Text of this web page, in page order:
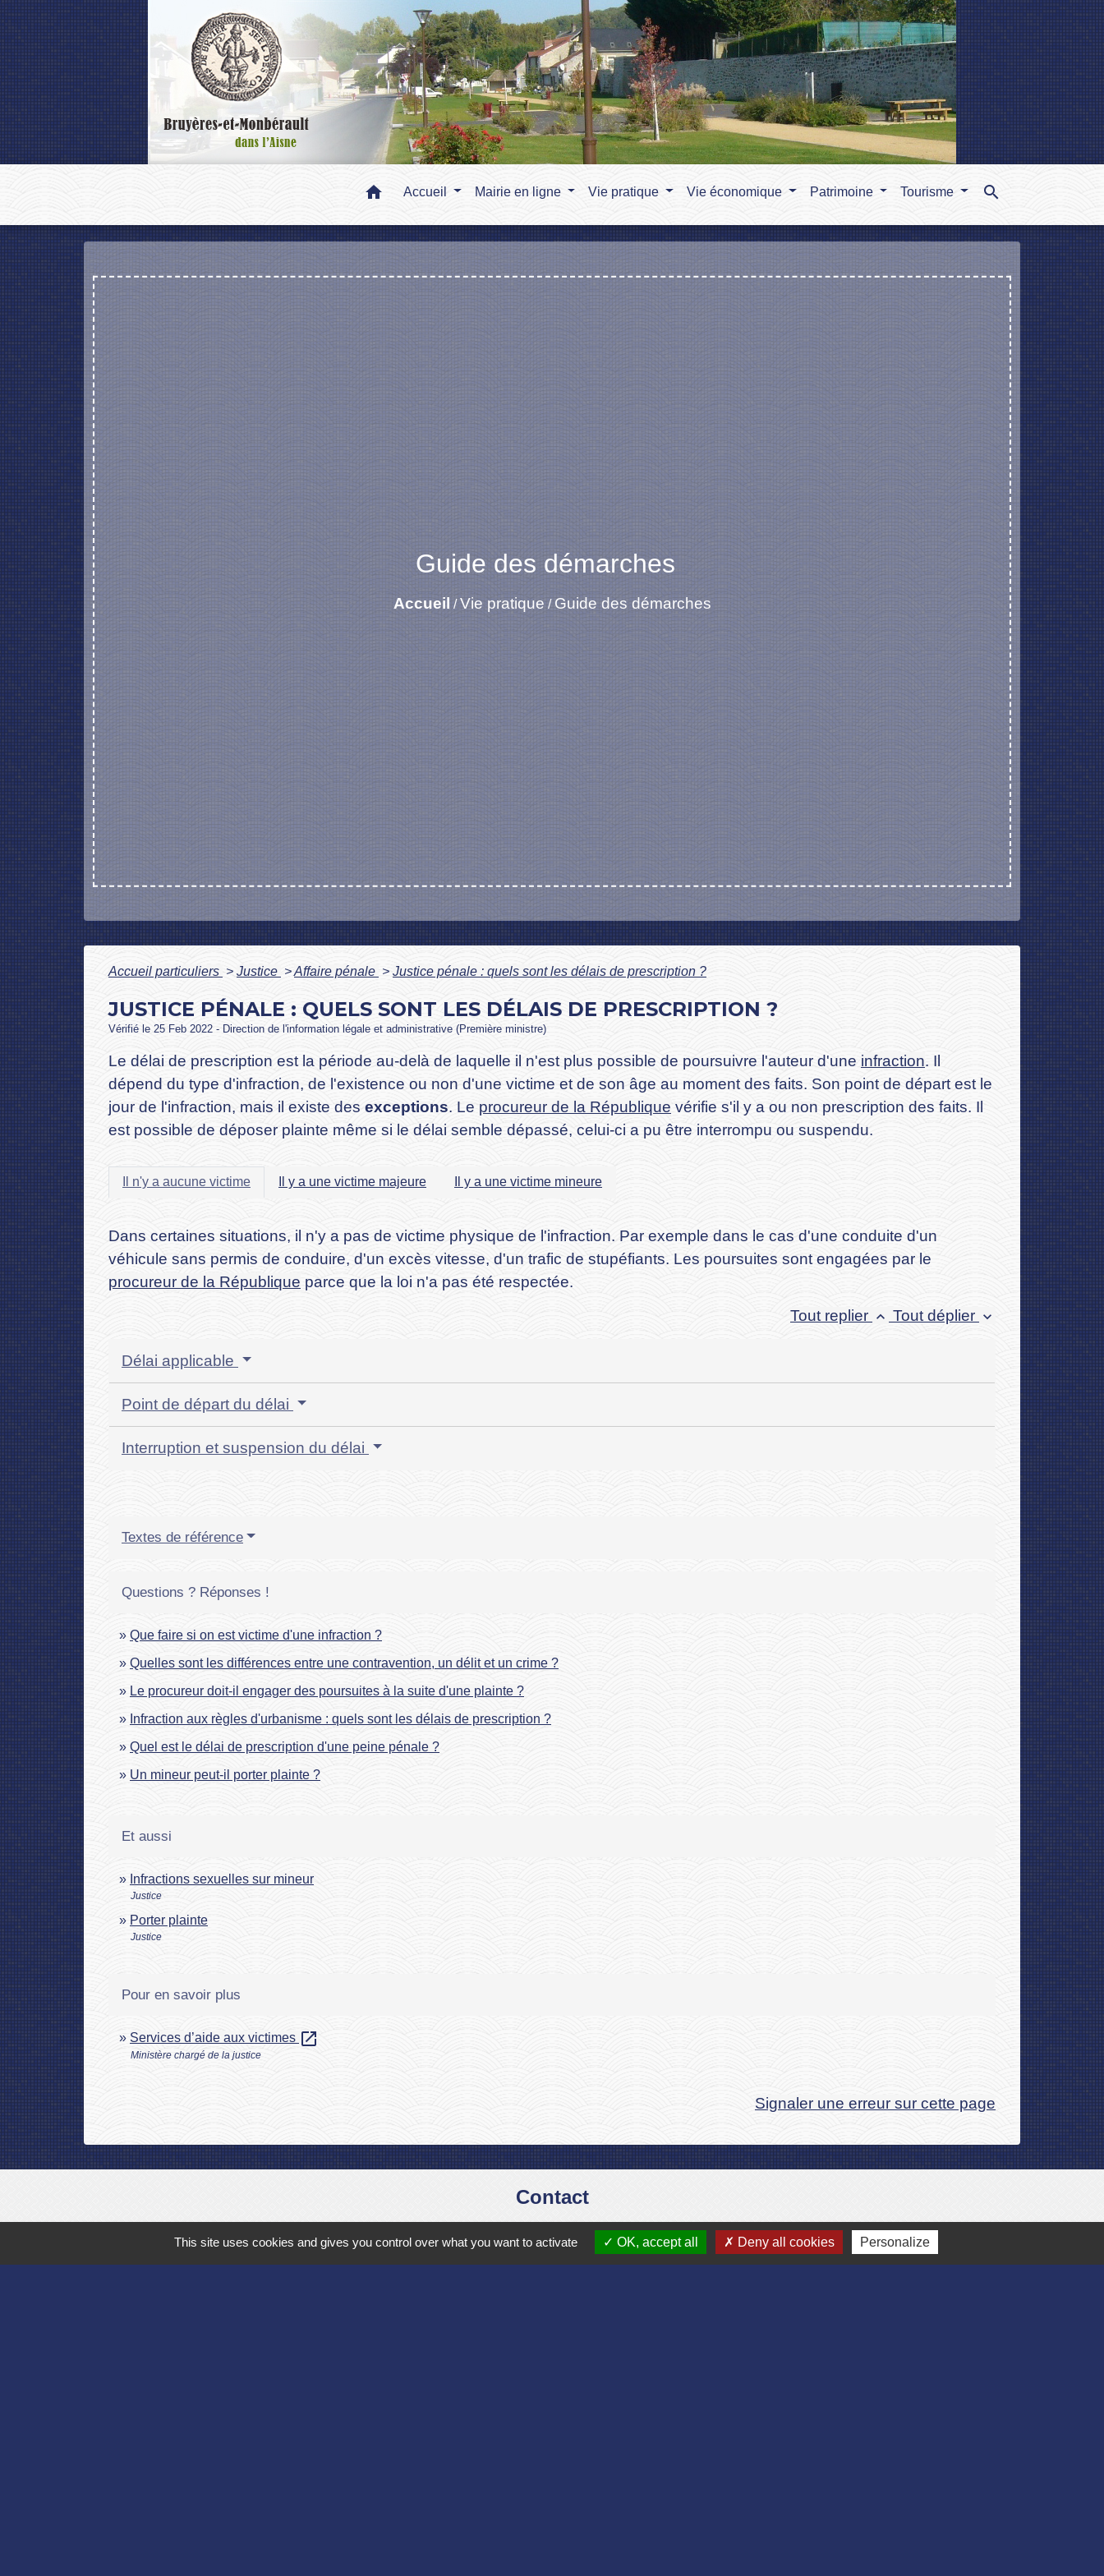
home Accueil Mairie en ligne Vie pratique Vie économique Patrimoine Tourisme search
Guide des démarches
Accueil /Vie pratique / Guide des démarches
Accueil particuliers > Justice >Affaire pénale > Justice pénale : quels sont les délais de prescription ?
JUSTICE PÉNALE : QUELS SONT LES DÉLAIS DE PRESCRIPTION ?
Vérifié le 25 Feb 2022 - Direction de l'information légale et administrative (Première ministre)
Le délai de prescription est la période au-delà de laquelle il n'est plus possible de poursuivre l'auteur d'une infraction. Il
dépend du type d'infraction, de l'existence ou non d'une victime et de son âge au moment des faits. Son point de départ est le
jour de l'infraction, mais il existe des exceptions. Le procureur de la République vérifie s'il y a ou non prescription des faits. Il
est possible de déposer plainte même si le délai semble dépassé, celui-ci a pu être interrompu ou suspendu.
Il n'y a aucune victime Il y a une victime majeure Il y a une victime mineure
Dans certaines situations, il n'y a pas de victime physique de l'infraction. Par exemple dans le cas d'une conduite d'un
véhicule sans permis de conduire, d'un excès vitesse, d'un trafic de stupéfiants. Les poursuites sont engagées par le
procureur de la République parce que la loi n'a pas été respectée.
Tout replier keyboard_arrow_up Tout déplier keyboard_arrow_down
Délai applicable
Point de départ du délai
Interruption et suspension du délai
Textes de référence
Questions ? Réponses !
Que faire si on est victime d'une infraction ?
Quelles sont les différences entre une contravention, un délit et un crime ?
Le procureur doit-il engager des poursuites à la suite d'une plainte ?
Infraction aux règles d'urbanisme : quels sont les délais de prescription ?
Quel est le délai de prescription d'une peine pénale ?
Un mineur peut-il porter plainte ?
Et aussi
Infractions sexuelles sur mineur
Justice
Porter plainte
Justice
Pour en savoir plus
Services d’aide aux victimes open_in_new
Ministère chargé de la justice
Signaler une erreur sur cette page
Contact
Commune de Bruyères et Montbérault
Place du Général de Gaulle
This site uses cookies and gives you control over what you want to activate OK, accept all Deny all cookies Personalize